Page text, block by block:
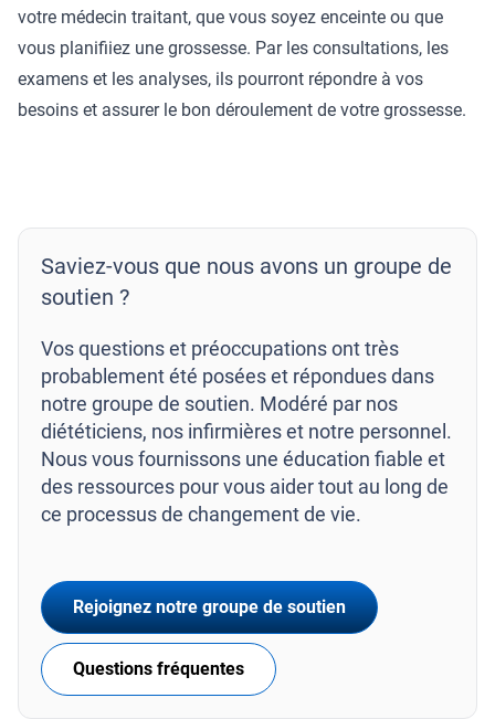
Saviez-vous que nous avons un groupe de
soutien ?
Vos questions et préoccupations ont très
probablement été posées et répondues dans
notre groupe de soutien. Modéré par nos
diététiciens, nos infirmières et notre personnel.
Nous vous fournissons une éducation fiable et
des ressources pour vous aider tout au long de
ce processus de changement de vie.
Rejoignez notre groupe de soutien
Questions fréquentes
votre médecin traitant, que vous soyez enceinte ou que
vous planifiiez une grossesse. Par les consultations, les
examens et les analyses, ils pourront répondre à vos
besoins et assurer le bon déroulement de votre grossesse.